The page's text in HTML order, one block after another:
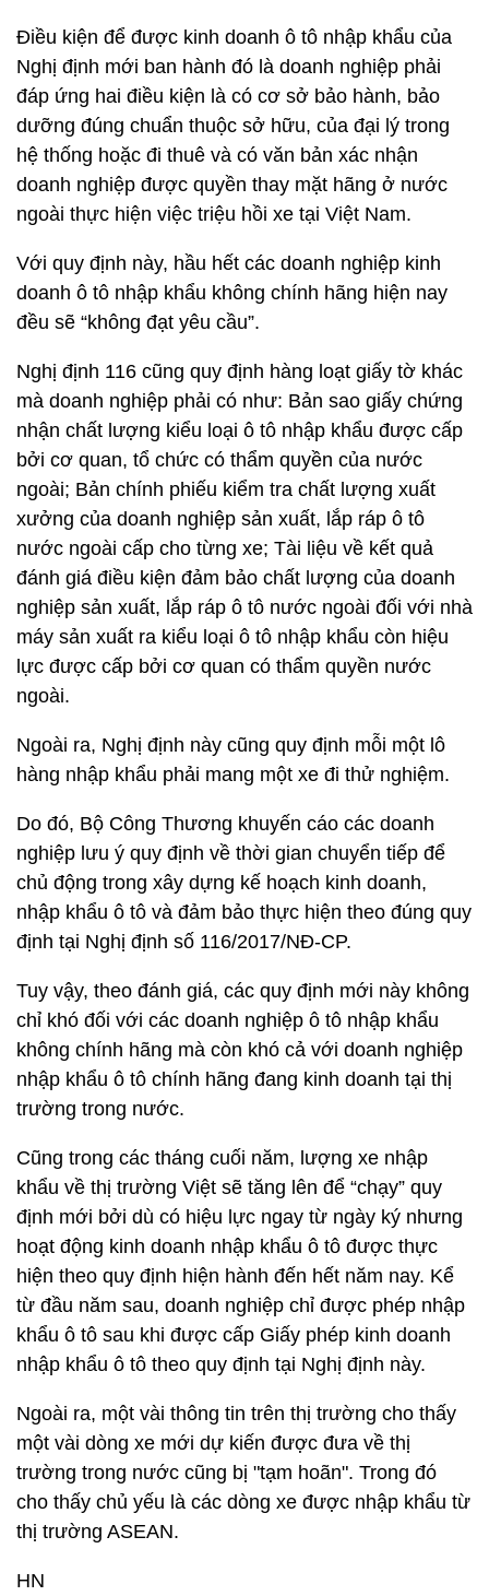
Điều kiện để được kinh doanh ô tô nhập khẩu của
Nghị định mới ban hành đó là doanh nghiệp phải
đáp ứng hai điều kiện là có cơ sở bảo hành, bảo
dưỡng đúng chuẩn thuộc sở hữu, của đại lý trong
hệ thống hoặc đi thuê và có văn bản xác nhận
doanh nghiệp được quyền thay mặt hãng ở nước
ngoài thực hiện việc triệu hồi xe tại Việt Nam.
Với quy định này, hầu hết các doanh nghiệp kinh
doanh ô tô nhập khẩu không chính hãng hiện nay
đều sẽ “không đạt yêu cầu”.
Nghị định 116 cũng quy định hàng loạt giấy tờ khác
mà doanh nghiệp phải có như: Bản sao giấy chứng
nhận chất lượng kiểu loại ô tô nhập khẩu được cấp
bởi cơ quan, tổ chức có thẩm quyền của nước
ngoài; Bản chính phiếu kiểm tra chất lượng xuất
xưởng của doanh nghiệp sản xuất, lắp ráp ô tô
nước ngoài cấp cho từng xe; Tài liệu về kết quả
đánh giá điều kiện đảm bảo chất lượng của doanh
nghiệp sản xuất, lắp ráp ô tô nước ngoài đối với nhà
máy sản xuất ra kiểu loại ô tô nhập khẩu còn hiệu
lực được cấp bởi cơ quan có thẩm quyền nước
ngoài.
Ngoài ra, Nghị định này cũng quy định mỗi một lô
hàng nhập khẩu phải mang một xe đi thử nghiệm.
Do đó, Bộ Công Thương khuyến cáo các doanh
nghiệp lưu ý quy định về thời gian chuyển tiếp để
chủ động trong xây dựng kế hoạch kinh doanh,
nhập khẩu ô tô và đảm bảo thực hiện theo đúng quy
định tại Nghị định số 116/2017/NĐ-CP.
Tuy vậy, theo đánh giá, các quy định mới này không
chỉ khó đối với các doanh nghiệp ô tô nhập khẩu
không chính hãng mà còn khó cả với doanh nghiệp
nhập khẩu ô tô chính hãng đang kinh doanh tại thị
trường trong nước.
Cũng trong các tháng cuối năm, lượng xe nhập
khẩu về thị trường Việt sẽ tăng lên để “chạy” quy
định mới bởi dù có hiệu lực ngay từ ngày ký nhưng
hoạt động kinh doanh nhập khẩu ô tô được thực
hiện theo quy định hiện hành đến hết năm nay. Kể
từ đầu năm sau, doanh nghiệp chỉ được phép nhập
khẩu ô tô sau khi được cấp Giấy phép kinh doanh
nhập khẩu ô tô theo quy định tại Nghị định này.
Ngoài ra, một vài thông tin trên thị trường cho thấy
một vài dòng xe mới dự kiến được đưa về thị
trường trong nước cũng bị "tạm hoãn". Trong đó
cho thấy chủ yếu là các dòng xe được nhập khẩu từ
thị trường ASEAN.
HN